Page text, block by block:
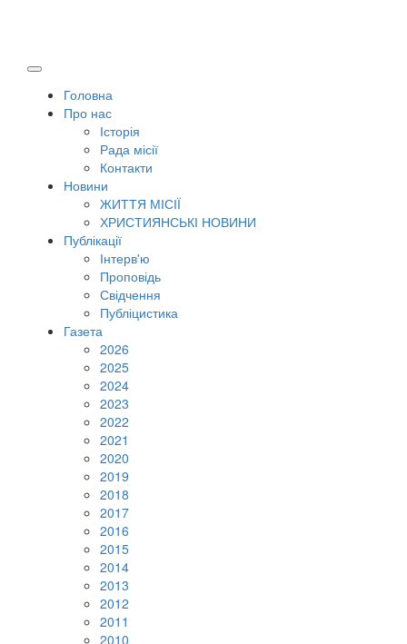
Головна
Про нас
Історія
Рада місії
Контакти
Новини
ЖИТТЯ МІСІЇ
ХРИСТИЯНСЬКІ НОВИНИ
Публікації
Інтерв'ю
Проповідь
Свідчення
Публіцистика
Газета
2026
2025
2024
2023
2022
2021
2020
2019
2018
2017
2016
2015
2014
2013
2012
2011
2010